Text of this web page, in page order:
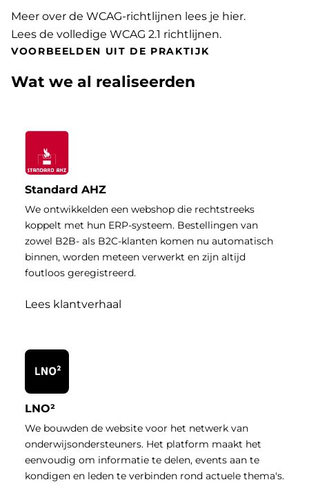
Meer over de WCAG-richtlijnen lees je hier.
Lees de volledige WCAG 2.1 richtlijnen.
VOORBEELDEN UIT DE PRAKTIJK
Wat we al realiseerden
Standard AHZ
We ontwikkelden een webshop die rechtstreeks
koppelt met hun ERP-systeem. Bestellingen van
zowel B2B- als B2C-klanten komen nu automatisch
binnen, worden meteen verwerkt en zijn altijd
foutloos geregistreerd.
Lees klantverhaal
LNO²
We bouwden de website voor het netwerk van
onderwijsondersteuners. Het platform maakt het
eenvoudig om informatie te delen, events aan te
kondigen en leden te verbinden rond actuele thema's.